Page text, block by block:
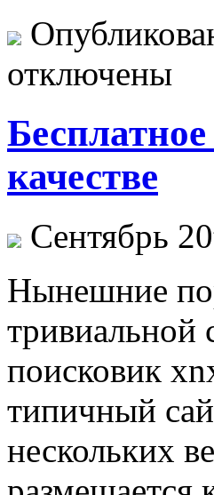
отключены
качестве
Сентябрь
Нынeшниe
тривиальной
поисковик
типичный
нескольких